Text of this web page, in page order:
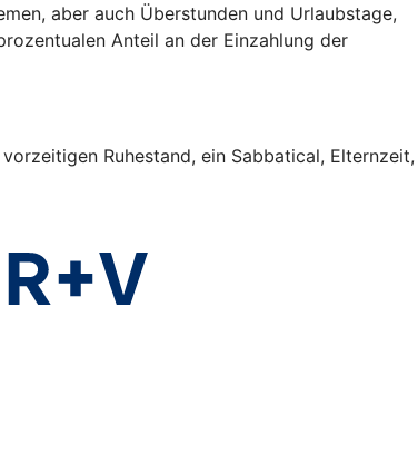
aber auch Überstunden und Urlaubstage,
Anteil an der Einzahlung der
Ruhestand, ein Sabbatical, Elternzeit,